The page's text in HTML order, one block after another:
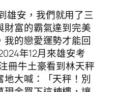
雄安，我們就用了三
財富的霸氣達到完美
的戀愛運勢才能回
年12月來雄安考
冊牛土豪看到林天秤
大喊：「天秤！別